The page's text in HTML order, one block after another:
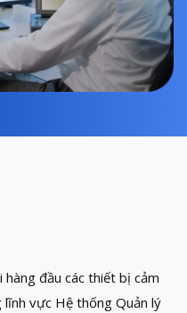
hàng đầu các thiết bị cảm
lĩnh vực Hệ thống Quản lý